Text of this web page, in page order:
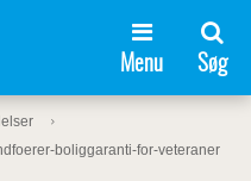
Menu Søg
boliggaranti-for-veteraner